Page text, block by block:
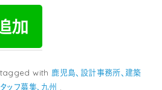
with 鹿児島、設計事務所、建築
ッフ募集、九州